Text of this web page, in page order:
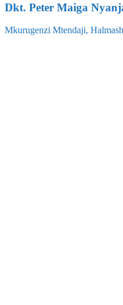
Dkt. Peter Maiga
Mkurugenzi Mtendaji,